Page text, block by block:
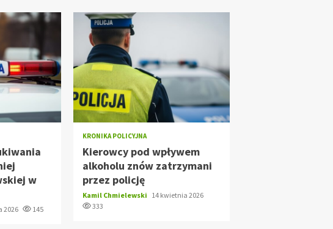
w
2026 145
KRONIKA POLICYJNA
Kierowcy pod wpływem
alkoholu znów zatrzymani
przez policję
Kamil Chmielewski 14 kwietnia 2026
333